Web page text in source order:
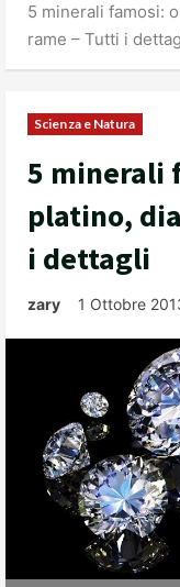
5 minerali famosi:
rame – Tutti i
Scienza e Natura
5 minerali
platino,
i dettagli
zary 1 Ottobre